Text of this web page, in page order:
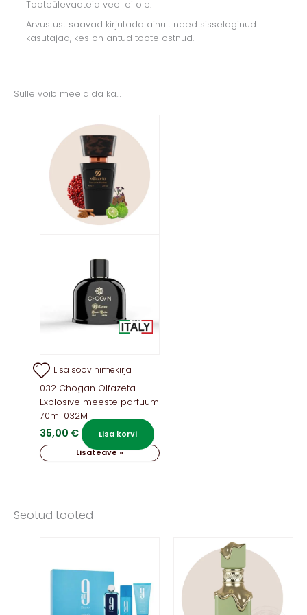
Tooteülevaateid veel ei ole.
Arvustust saavad kirjutada ainult need sisseloginud
kasutajad, kes on antud toote ostnud.
Sulle võib meeldida ka…
Lisa soovinimekirja
032 Chogan Olfazeta
Explosive meeste parfüüm
70ml 032M
35,00 €
Lisa korvi
Lisateave »
Seotud tooted